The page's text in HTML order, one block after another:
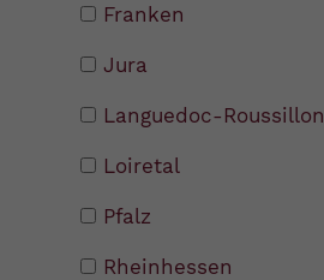
Franken
Jura
Languedoc-Roussillon
Loiretal
Pfalz
Rheinhessen